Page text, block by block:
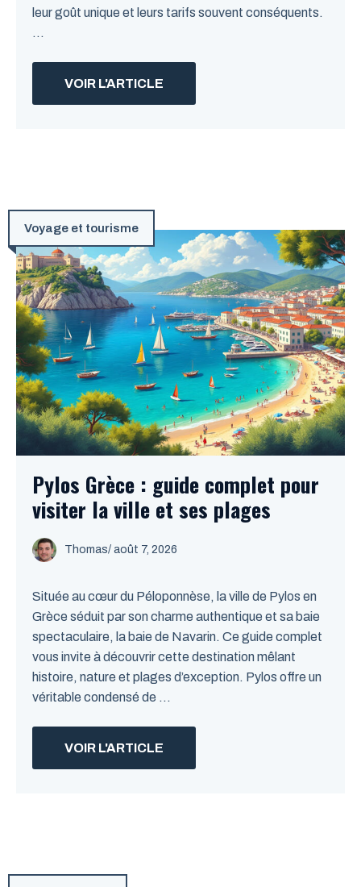
leur goût unique et leurs tarifs souvent conséquents.
...
VOIR L'ARTICLE
Voyage et tourisme
Pylos Grèce : guide complet pour
visiter la ville et ses plages
Thomas/ août 7, 2026
Située au cœur du Péloponnèse, la ville de Pylos en
Grèce séduit par son charme authentique et sa baie
spectaculaire, la baie de Navarin. Ce guide complet
vous invite à découvrir cette destination mêlant
histoire, nature et plages d’exception. Pylos offre un
véritable condensé de ...
VOIR L'ARTICLE